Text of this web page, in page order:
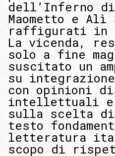
dell’Inferno
Maometto e Alì
raffigurati in
La vicenda,
solo a fine
suscitato un
su
con opinioni
intellettuali
sulla scelta di
testo
letteratura
scopo di